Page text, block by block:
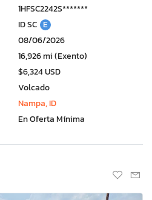
1HFSC2242S*******
ID SC E
08/06/2026
16,926 mi (Exento)
$6,324 USD
Volcado
Nampa, ID
En Oferta Mínima